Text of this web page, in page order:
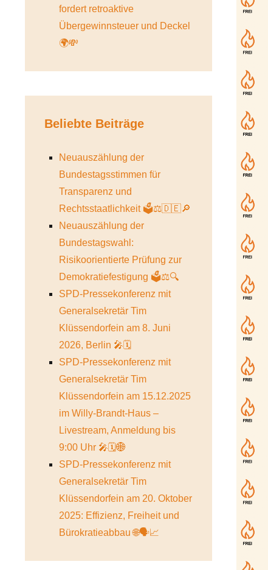
fordert retroaktive
Übergewinnsteuer und Deckel
🌍💸
Beliebte Beiträge
Neuauszählung der
Bundestagsstimmen für
Transparenz und
Rechtsstaatlichkeit 🗳️⚖️🇩🇪🔎
Neuauszählung der
Bundestagswahl:
Risikoorientierte Prüfung zur
Demokratiefestigung 🗳️⚖️🔍
SPD-Pressekonferenz mit
Generalsekretär Tim
Klüssendorfein am 8. Juni
2026, Berlin 🎤🗓️
SPD-Pressekonferenz mit
Generalsekretär Tim
Klüssendorfein am 15.12.2025
im Willy-Brandt-Haus –
Livestream, Anmeldung bis
9:00 Uhr 🎤🗓️🌐
SPD-Pressekonferenz mit
Generalsekretär Tim
Klüssendorfein am 20. Oktober
2025: Effizienz, Freiheit und
Bürokratieabbau 🌐🗣️📈